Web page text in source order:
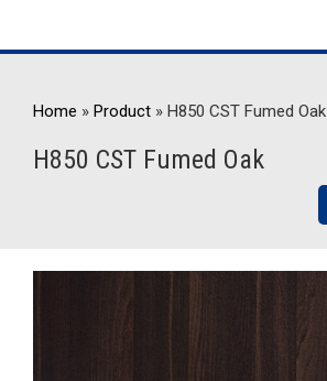
Home » Product » H850 CST Fumed Oak
H850 CST Fumed Oak